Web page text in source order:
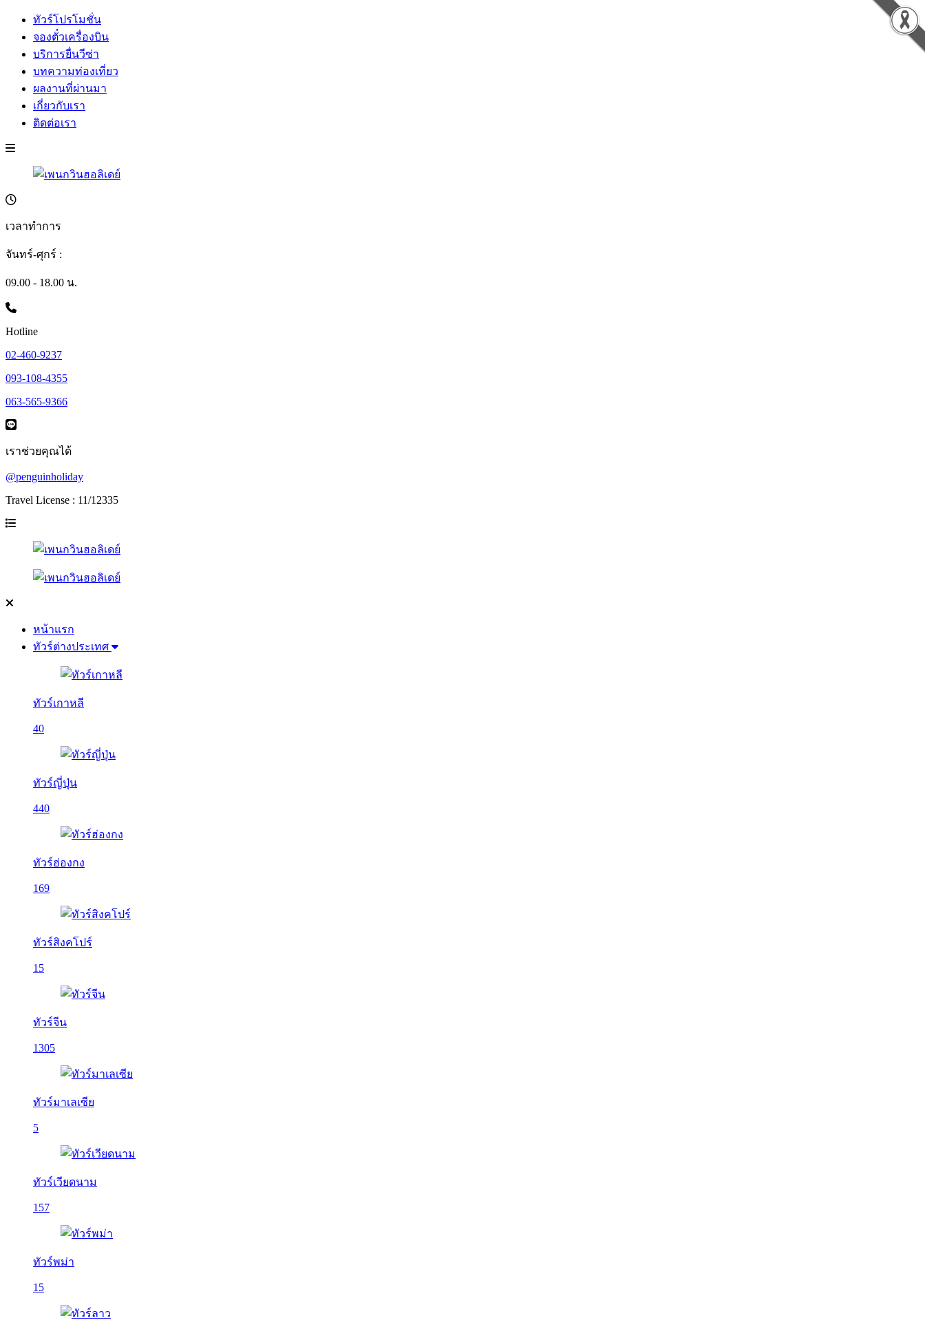
ทัวร์โปรโมชั่น
จองตั๋วเครื่องบิน
บริการยื่นวีซ่า
บทความท่องเที่ยว
ผลงานที่ผ่านมา
เกี่ยวกับเรา
ติดต่อเรา
เวลาทำการ
จันทร์-ศุกร์ :
09.00 - 18.00 น.
Hotline
02-460-9237
093-108-4355
063-565-9366
เราช่วยคุณได้
@penguinholiday
Travel License : 11/12335
หน้าแรก
ทัวร์ต่างประเทศ
ทัวร์เกาหลี
40
ทัวร์ญี่ปุ่น
440
ทัวร์ฮ่องกง
169
ทัวร์สิงคโปร์
15
ทัวร์จีน
1305
ทัวร์มาเลเซีย
5
ทัวร์เวียดนาม
157
ทัวร์พม่า
15